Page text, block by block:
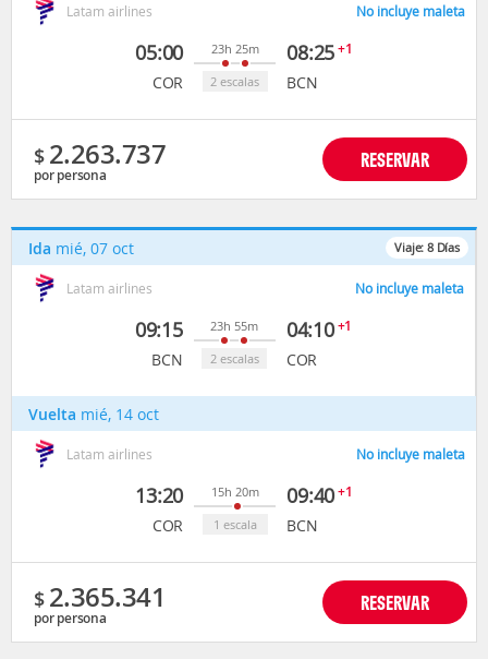
Latam airlines No incluye maleta
05:00
COR
23h 25m
2 escalas
08:25+1
BCN
$ 2.263.737
por persona
RESERVAR
Viaje: 8 Días
Ida mié, 07 oct
Latam airlines No incluye maleta
09:15
BCN
23h 55m
2 escalas
04:10+1
COR
Vuelta mié, 14 oct
Latam airlines No incluye maleta
13:20
COR
15h 20m
1 escala
09:40+1
BCN
$ 2.365.341
por persona
RESERVAR